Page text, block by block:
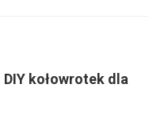
kołowrotek dla